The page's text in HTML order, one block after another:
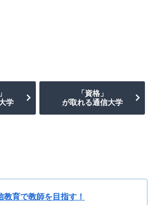
学
「資格」
が取れる通信大学
教育で教師を目指す！